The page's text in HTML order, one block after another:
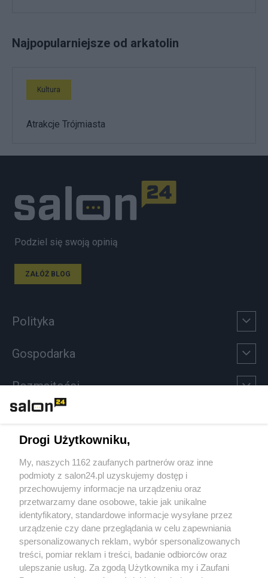
Najpopularniejsze od arkatolin
Kultura
Atrakcje Trójmiasta
Podziel się swoją opinią
ZAŁÓŻ BLOG
Polityka
Gospodarka
Rozmaitości
Sport
Społeczeństwo
Kultura
X Facebook Instagram Youtube
Drogi Użytkowniku,
My, naszych 1162 zaufanych partnerów oraz inne
podmioty z salon24.pl uzyskujemy dostęp i
przechowujemy informacje na urządzeniu oraz
przetwarzamy dane osobowe, takie jak unikalne
identyfikatory, standardowe informacje wysyłane przez
urządzenie czy dane przeglądania w celu zapewniania
spersonalizowanych reklam, wybór spersonalizowanych
treści, pomiar reklam i treści, badanie odbiorców oraz
ulepszanie usług. Za zgodą Użytkownika my i Zaufani